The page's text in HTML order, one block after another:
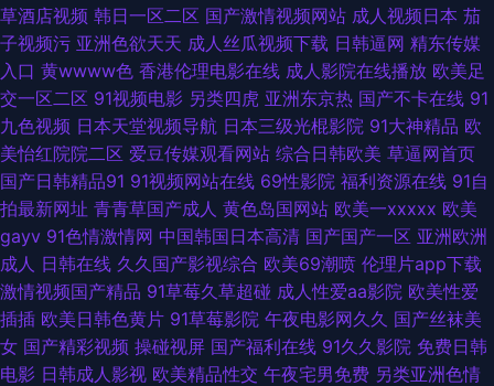
福利导航91 91论坛视频在线 国产精品久久中文字 四虎yy8848 91传媒成人
大香蕉五区 四虎AV电影 91色资源 豆花视频在线 蜜桃视频在线播放 宅福利极
品综合91 91无码青久 国产成人午夜福利视频 欧美日韩国产激情视频 91超碰
国产在线 www中日韩欧美 国产自产精品一区精品 亚州精品国产精品 91网址
在线观看视频 精品国产毛片 夜色网址 丁香在线一区二区三区 日韩有码在线
免费观看 91男人天堂网 超碰91总站 99久久99久久精品 黄总AAV 四虎官网
男人AV 91青娱乐网站 麻豆成人软件下载 午夜寂寞人妻系列 91艹逼视频软件
草酒店视频 韩日一区二区 国产激情视频网站 成人视频日本 茄
子视频污 亚洲色欲天天 成人丝瓜视频下载 日韩逼网 精东传媒
入口 黄wwww色 香港伦理电影在线 成人影院在线播放 欧美足
交一区二区 91视频电影 另类四虎 亚洲东京热 国产不卡在线 91
九色视频 日本天堂视频导航 日本三级光棍影院 91大神精品 欧
美怡红院院二区 爱豆传媒观看网站 综合日韩欧美 草逼网首页
国产日韩精品91 91视频网站在线 69性影院 福利资源在线 91自
拍最新网址 青青草国产成人 黄色岛国网站 欧美一xxxxx 欧美
gayv 91色情激情网 中国韩国日本高清 国产国产一区 亚洲欧洲
成人 日韩在线 久久国产影视综合 欧美69潮喷 伦理片app下载
激情视频国产精品 91草莓久草超碰 成人性爱aa影院 欧美性爱
插插 欧美日韩色黄片 91草莓影院 午夜电影网久久 国产丝袜美
女 国产精彩视频 操碰视屏 国产福利在线 91久久影院 免费日韩
电影 日韩成人影视 欧美精品性交 午夜宅男免费 另类亚洲色情